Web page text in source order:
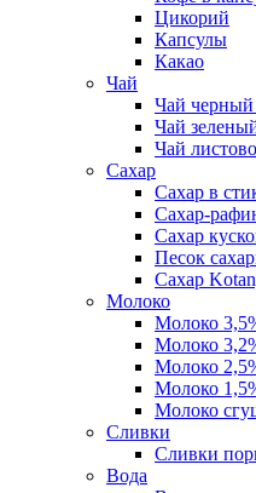
Цикорий
Капсулы
Какао
Чай
Чай черный
Чай
Чай
Сахар
Сахар в
Сахар-
Сахар
Песок
Сахар
Молоко
Молоко
Молоко
Молоко
Молоко
Молоко
Сливки
Сливки
Вода